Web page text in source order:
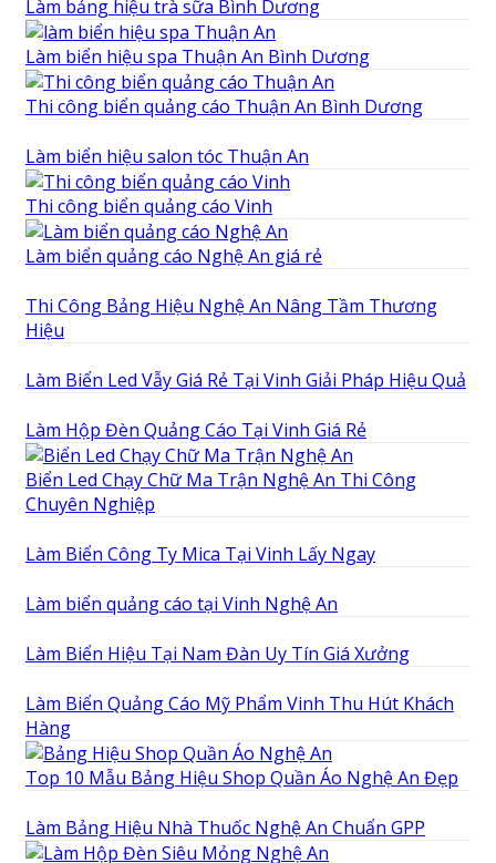
Làm bảng hiệu trà sữa Bình Dương
Làm biển hiệu spa Thuận An Bình Dương
Thi công biển quảng cáo Thuận An Bình Dương
Làm biển hiệu salon tóc Thuận An
Thi công biển quảng cáo Vinh
Làm biển quảng cáo Nghệ An giá rẻ
Thi Công Bảng Hiệu Nghệ An Nâng Tầm Thương
Hiệu
Làm Biển Led Vẫy Giá Rẻ Tại Vinh Giải Pháp Hiệu Quả
Làm Hộp Đèn Quảng Cáo Tại Vinh Giá Rẻ
Biển Led Chạy Chữ Ma Trận Nghệ An Thi Công
Chuyên Nghiệp
Làm Biển Công Ty Mica Tại Vinh Lấy Ngay
Làm biển quảng cáo tại Vinh Nghệ An
Làm Biển Hiệu Tại Nam Đàn Uy Tín Giá Xưởng
Làm Biển Quảng Cáo Mỹ Phẩm Vinh Thu Hút Khách
Hàng
Top 10 Mẫu Bảng Hiệu Shop Quần Áo Nghệ An Đẹp
Làm Bảng Hiệu Nhà Thuốc Nghệ An Chuẩn GPP